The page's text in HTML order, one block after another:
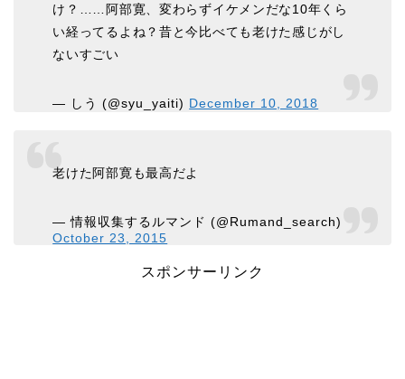
け？……阿部寛、変わらずイケメンだな10年くら
い経ってるよね？昔と今比べても老けた感じがし
ないすごい
— しう (@syu_yaiti) December 10, 2018
老けた阿部寛も最高だよ
— 情報収集するルマンド (@Rumand_search)
October 23, 2015
スポンサーリンク